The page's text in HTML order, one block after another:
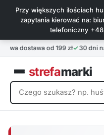
Przy większych ilościach
zapytania kierować na:
telefoniczny +48
dostawa od 199 zł 30 dni
strefamarki